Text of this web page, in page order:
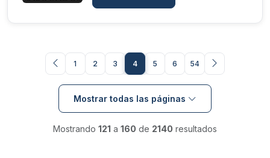
1 2 3 4 5 6 54
Mostrar todas las páginas
Mostrando 121 a 160 de 2140 resultados